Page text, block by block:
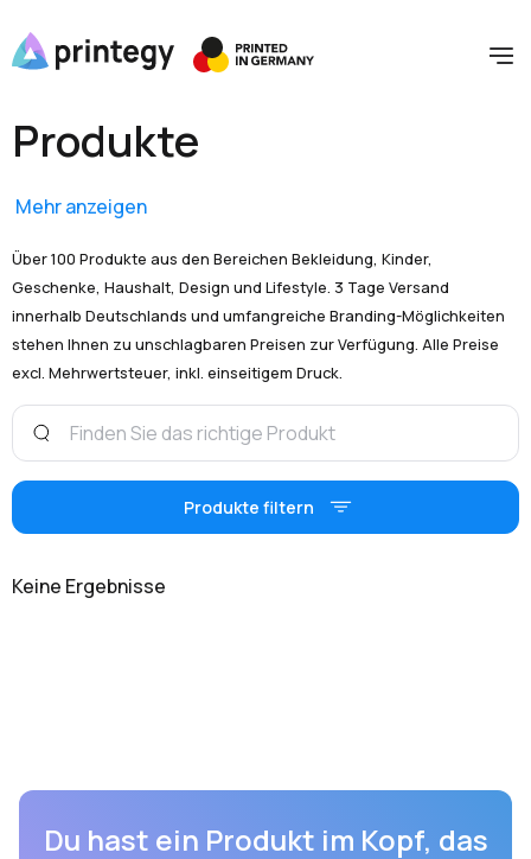
Produkte
Mehr anzeigen
Über 100 Produkte aus den Bereichen Bekleidung, Kinder,
Geschenke, Haushalt, Design und Lifestyle. 3 Tage Versand
innerhalb Deutschlands und umfangreiche Branding-Möglichkeiten
stehen Ihnen zu unschlagbaren Preisen zur Verfügung. Alle Preise
excl. Mehrwertsteuer, inkl. einseitigem Druck.
Produkte filtern
Keine Ergebnisse
Du hast ein Produkt im Kopf, das